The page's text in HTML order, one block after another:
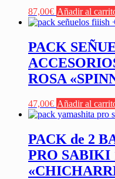
87,00€ Añadir al
PACK
ROSA
47,00€ Añadir al
PACK de 2
PRO SABIKI